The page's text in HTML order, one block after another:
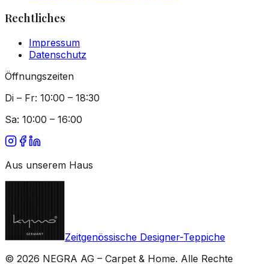
Rechtliches
Impressum
Datenschutz
Öffnungszeiten
Di – Fr: 10:00 – 18:30
Sa: 10:00 – 16:00
Aus unserem Haus
Zeitgenössische Designer-Teppiche
© 2026 NEGRA AG – Carpet & Home. Alle Rechte